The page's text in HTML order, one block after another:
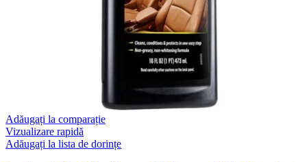
Adăugați la comparație
Vizualizare rapidă
Adăugați la lista de dorințe